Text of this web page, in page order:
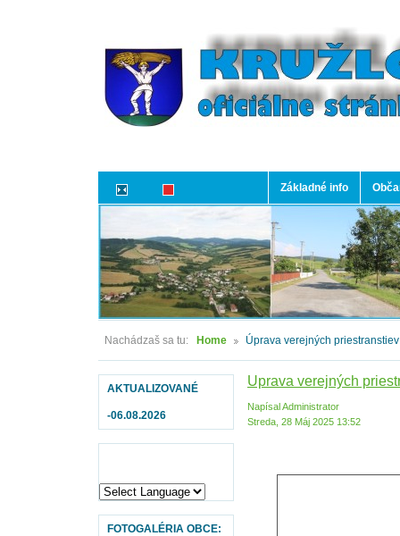
Základné info
Nachádzaš sa tu: Home Úprava verejných
AKTUALIZOVANÉ
-06.08.2026
FOTOGALÉRIA OBCE:
Úprava verejných
Napísal Administrator
Streda, 28 Máj 2025 13:52